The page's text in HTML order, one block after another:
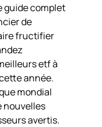
guide complet
de
fructifier
etf à
année.
mondial
nouvelles
avertis.